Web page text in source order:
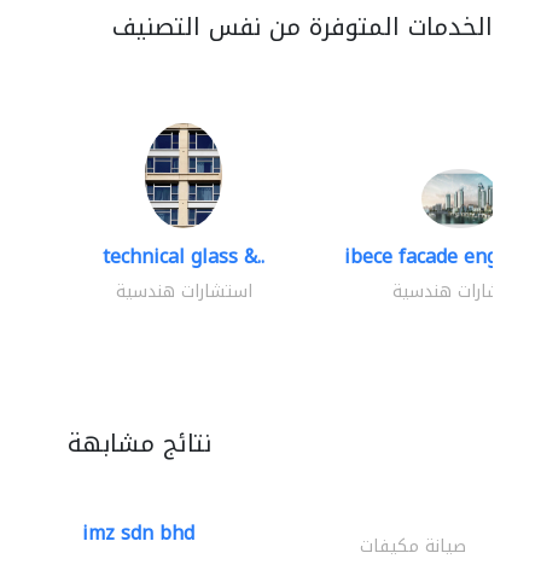
الخدمات المتوفرة من نفس التصنيف
technical glass &..
استشارات هندسية
ibece facade
استشارات هندسية
نتائج مشابهة
imz sdn bhd صيانة مكيفات